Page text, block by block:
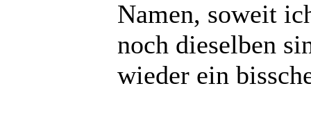
Namen, soweit
noch dieselben
wieder ein